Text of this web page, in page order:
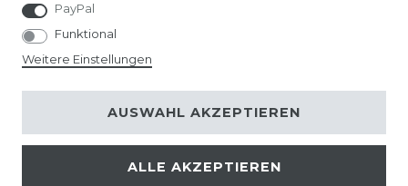
© Copyright 2026 | Alle Rechte vorbehalten.
PayPal
Funktional
Weitere Einstellungen
ALLE AKZEPTIEREN
AUSWAHL AKZEPTIEREN